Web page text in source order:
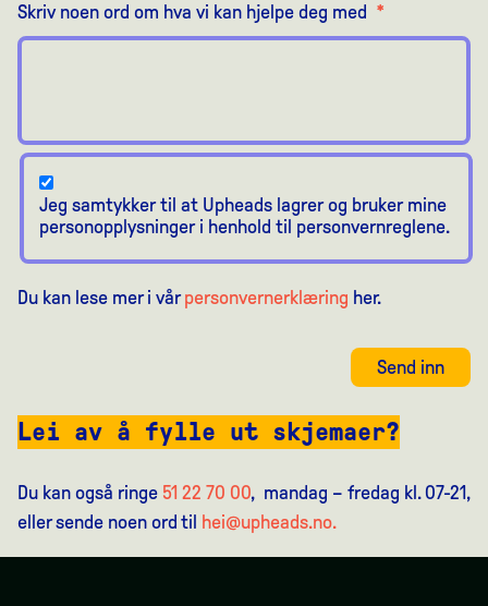
Skriv noen ord om hva vi kan hjelpe deg med *
Jeg samtykker til at Upheads lagrer og bruker mine
personopplysninger i henhold til personvernreglene.
Du kan lese mer i vårpersonvernerklæring her.
Send inn
Lei av å fylle ut skjemaer?
Du kan også ringe 51 22 70 00, mandag – fredag kl. 07-21,
eller sende noen ord til hei@upheads.no.